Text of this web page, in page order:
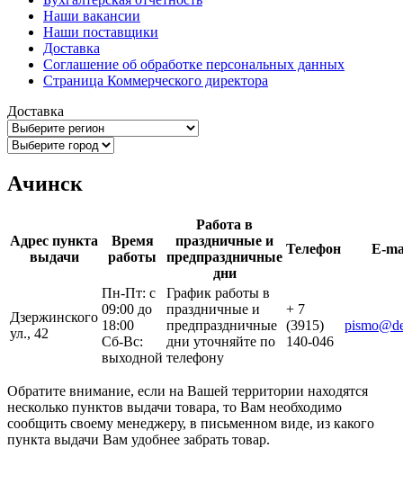
Наши вакансии
Наши поставщики
Доставка
Соглашение об обработке персональных данных
Страница Коммерческого директора
Доставка
Ачинск
Адрес пункта
выдачи
Время
работы
Работа в
праздничные и
предпраздничные
дни
Телефон E-
Дзержинского
ул., 42
Пн-Пт: с
09:00 до
18:00
Сб-Вс:
выходной
График работы в
праздничные и
предпраздничные
дни уточняйте по
телефону
+ 7
(3915)
140-046
Обратите внимание, если на Вашей территории находятся
несколько пунктов выдачи товара, то Вам необходимо
сообщить своему менеджеру, в письменном виде, из какого
пункта выдачи Вам удобнее забрать товар.